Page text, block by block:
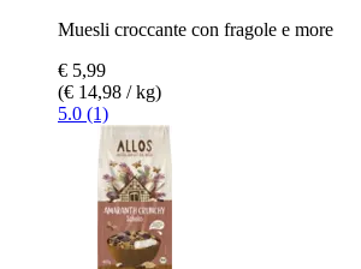
Muesli croccante con fragole e more
€ 5,99
(€ 14,98 / kg)
5.0 (1)